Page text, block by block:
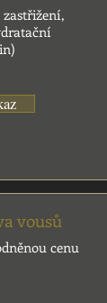
zastřižení,
vousů
cenu